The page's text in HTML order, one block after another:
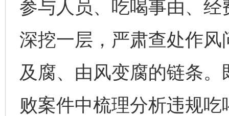
参与人员、吃喝事由、
深挖一层，严肃查处作
及腐、由风变腐的链条
败案件中梳理分析违规